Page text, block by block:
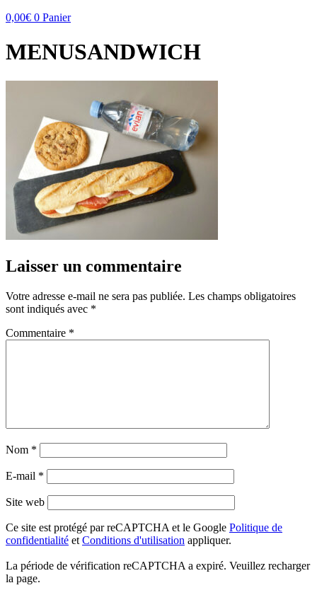
0,00€ 0 Panier
MENUSANDWICH
Laisser un commentaire
Votre adresse e-mail ne sera pas publiée. Les champs obligatoires
sont indiqués avec *
Commentaire *
Nom *
E-mail *
Site web
Ce site est protégé par reCAPTCHA et le Google Politique de
confidentialité et Conditions d'utilisation appliquer.
La période de vérification reCAPTCHA a expiré. Veuillez recharger
la page.